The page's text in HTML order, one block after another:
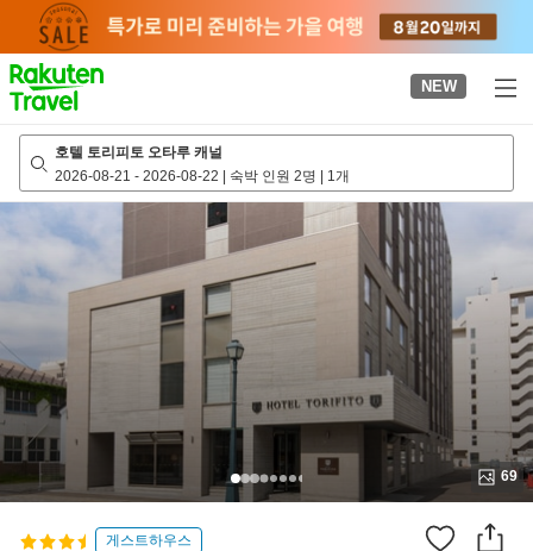
page
NEW
호텔 토리피토 오타루 캐널
2026-08-21 - 2026-08-22 | 숙박 인원 2명 | 1개
69
게스트하우스